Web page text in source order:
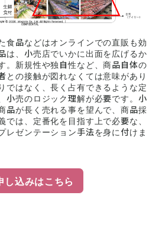
食品などはオンラインでの直販も効
は、小売店でいかに出面を広げるか
。新規性や独自性など、商品自体の
との接触が図れなくては意味があり
ではなく、長く占有できるような定
小売のロジック理解が必要です。小
品が長く売れる事を望んで、商品採
では、定番化を目指す上で必要な、
レゼンテーション手法を身に付けま
し込みはこちら